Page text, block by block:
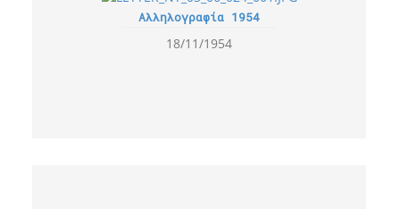
Αλληλογραφία 1954
18/11/1954